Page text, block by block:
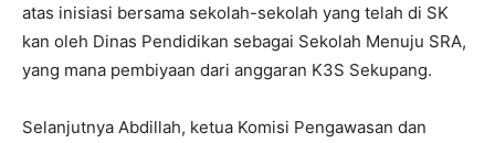
atas inisiasi bersama sekolah-sekolah yang telah di SK
kan oleh Dinas Pendidikan sebagai Sekolah Menuju SRA,
yang mana pembiyaan dari anggaran K3S Sekupang.
Selanjutnya Abdillah, ketua Komisi Pengawasan dan